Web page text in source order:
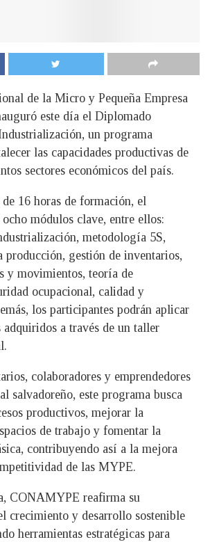
de la Micro y Pequeña Empresa
este día el Diplomado
un programa
las capacidades productivas de
sectores económicos del país.
16 horas de formación, el
módulos clave, entre ellos:
metodología 5S,
producción, gestión de inventarios,
y movimientos, teoría de
ocupacional, calidad y
los participantes podrán aplicar
a través de un taller
colaboradores y emprendedores
salvadoreño, este programa busca
productivos, mejorar la
de trabajo y fomentar la
contribuyendo así a la mejora
de las MYPE.
CONAMYPE reafirma su
crecimiento y desarrollo sostenible
herramientas estratégicas para